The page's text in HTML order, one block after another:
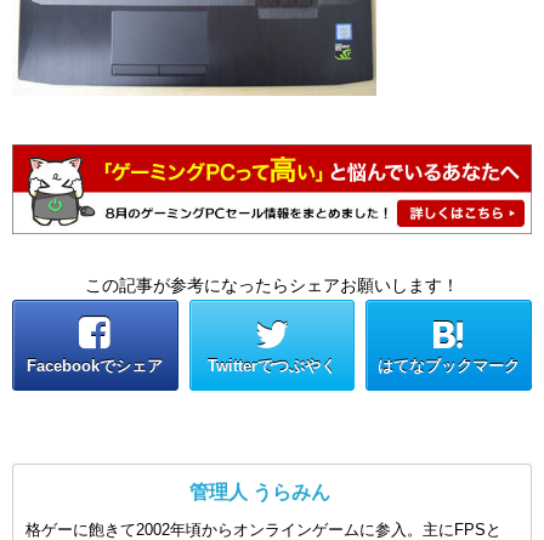
この記事が参考になったらシェアお願いします！
Facebookでシェア Twitterでつぶやく はてなブックマーク
管理人 うらみん
格ゲーに飽きて2002年頃からオンラインゲームに参入。主にFPSと